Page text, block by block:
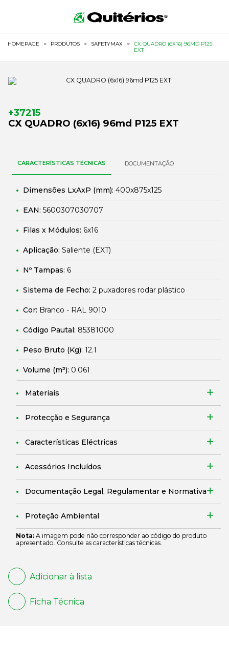
HOMEPAGE > PRODUTOS > SAFETYMAX >
CX QUADRO (6X16) 96MD P125
EXT
+37215
CX QUADRO (6x16) 96md P125 EXT
CARACTERÍSTICAS TÉCNICAS DOCUMENTAÇÃO
Dimensões LxAxP (mm): 400x875x125
EAN: 5600307030707
Filas x Módulos: 6x16
Aplicação: Saliente (EXT)
Nº Tampas: 6
Sistema de Fecho: 2 puxadores rodar plástico
Cor: Branco - RAL 9010
Código Pautal: 85381000
Peso Bruto (Kg): 12.1
Volume (m³): 0.061
Materiais
Protecção e Segurança
Características Eléctricas
Acessórios Incluídos
Documentação Legal, Regulamentar e Normativa
Proteção Ambiental
Nota: A imagem pode não corresponder ao código do produto
apresentado. Consulte as características técnicas.
Adicionar à lista
Ficha Técnica